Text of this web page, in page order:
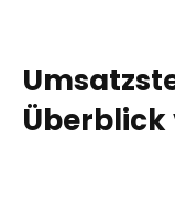
Überblick